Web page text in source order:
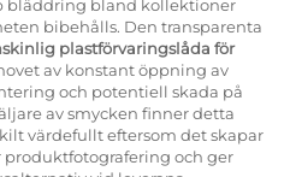
bläddring bland kollektioner
bibehålls. Den transparenta
plastförvaringslåda för
av konstant öppning av
och potentiell skada på
av smycken finner detta
värdefullt eftersom det skapar
och ger